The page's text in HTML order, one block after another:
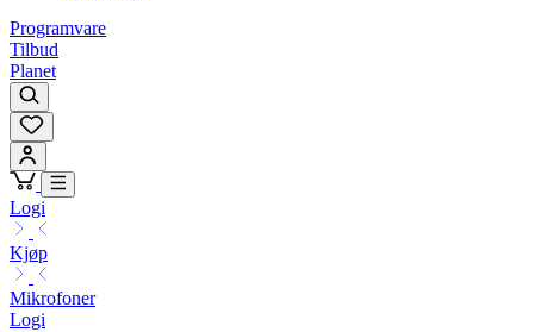
Programvare
Tilbud
Planet
Logi
Kjøp
Mikrofoner
Logi